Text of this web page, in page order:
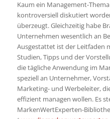
Kaum ein Management-
kontroversiell diskutiert
überzeugt. Gleichzeitig habe
Unternehmen wesentlich an
Ausgestattet ist der Leitfaden
Studien, Tipps und der
die tägliche Anwendung im
speziell an Unternehmer,
Marketing- und Werbeleiter,
effizient managen wollen. Es
MarkenWertExperten-